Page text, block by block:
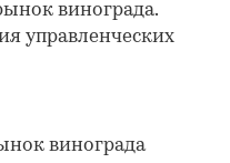
винограда.
управленческих
винограда